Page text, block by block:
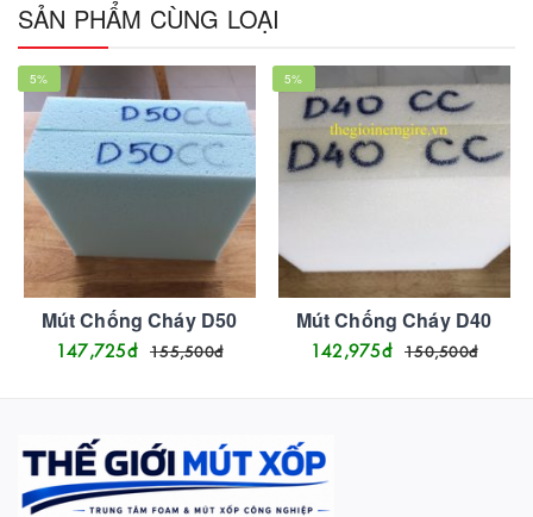
SẢN PHẨM CÙNG LOẠI
5%
Mút Chống Cháy D50
147,725đ 155,500đ
5%
Mút Chống Cháy D40
142,975đ 150,500đ